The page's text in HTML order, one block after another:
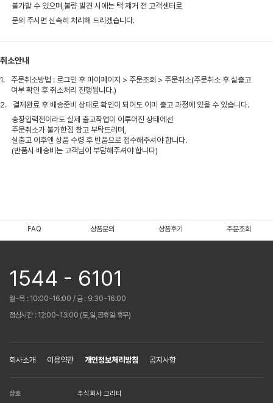
불가할 수 있으며,불량 발견 시에는 택 제거 전 고객센터로
문의 주시면 신속히 처리해 드리겠습니다.
취소안내
1.
주문취소방법 : 로그인 후 마이페이지 > 주문조회 > 주문취소(주문취소 후 실출고
여부 확인 후 취소처리 진행됩니다.)
2.
결제완료 후 배송준비 상태로 확인이 되어도 이미 출고 과정에 있을 수 있습니다.
송장입력전이라도 실제 출고작업이 이루어진 상태에선
주문취소가 불가한점 참고 부탁드리며,
실출고 이후엔 상품 수령 후 반품으로 접수해주셔야 합니다.
(반품시 배송비는 고객님이 부담해주셔야 합니다)
FAQ 상품문의 상품후기 주문조회
1544 - 6101
월~목 : 10:00~16:00 / 금 : 9:30~16:00
점심시간 : 12:00~13:00 (토,일,공휴일 휴무)
회사소개 이용약관 개인정보처리방침 공지사항
상호 주식회사 그리티